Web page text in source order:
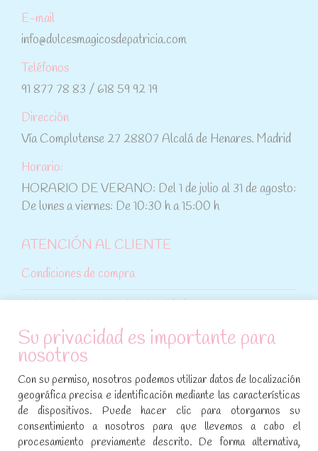
E-mail
info@dulcesmagicosdepatricia.com
Teléfonos
91 877 78 83 / 618 59 92 19
Dirección
Vía Complutense 27 28807 Alcalá de Henares. Madrid
Horario:
HORARIO DE VERANO: Del 1 de julio al 31 de agosto:
De lunes a viernes: De 10:30 h a 15:00 h
ATENCIÓN AL CLIENTE
Condiciones de compra
Política de cookies
SÍGUENOS EN REDES SOCIALES
Encuéntranos en:
Facebook
page
YouTube
page
Instagram
page
No te pierdas las promociones y novedades, suscríbete a
Su privacidad es importante para
nosotros
Con su permiso, nosotros podemos utilizar datos de localización
geográfica precisa e identificación mediante las características
de dispositivos. Puede hacer clic para otorgarnos su
consentimiento a nosotros para que llevemos a cabo el
procesamiento previamente descrito. De forma alternativa,